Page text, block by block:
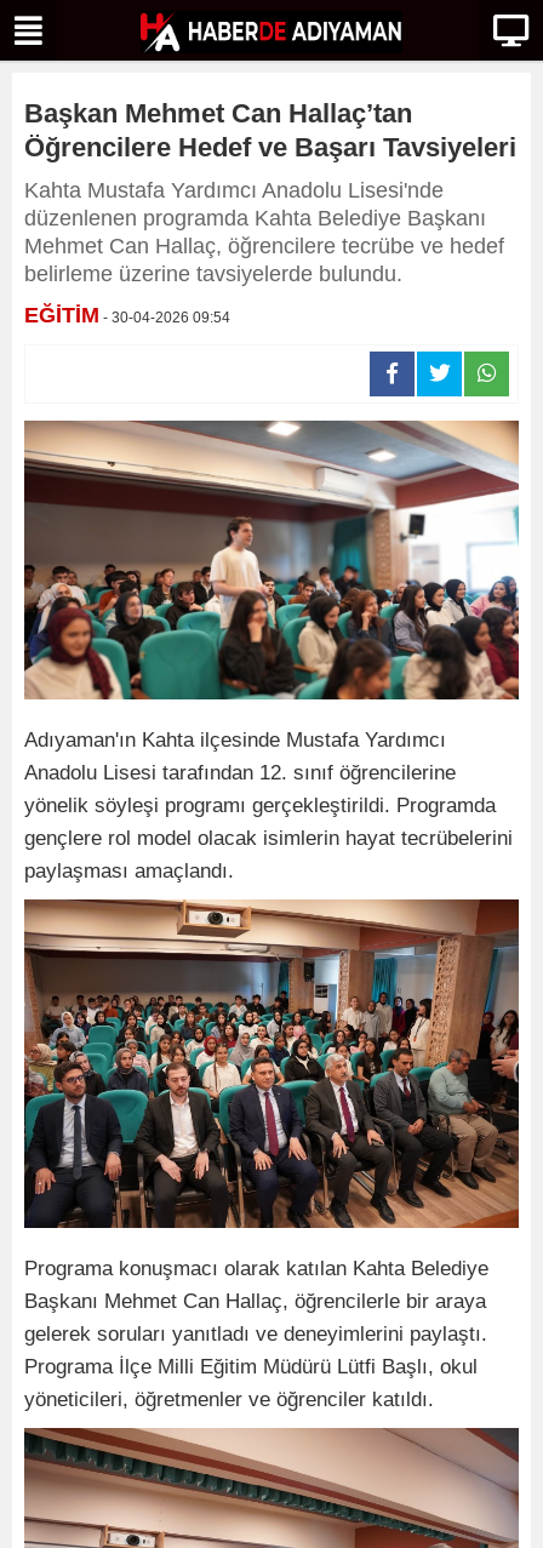
Başkan Mehmet Can Hallaç’tan
Öğrencilere Hedef ve Başarı Tavsiyeleri
Kahta Mustafa Yardımcı Anadolu Lisesi'nde
düzenlenen programda Kahta Belediye Başkanı
Mehmet Can Hallaç, öğrencilere tecrübe ve hedef
belirleme üzerine tavsiyelerde bulundu.
EĞİTİM - 30-04-2026 09:54
Adıyaman'ın Kahta ilçesinde Mustafa Yardımcı
Anadolu Lisesi tarafından 12. sınıf öğrencilerine
yönelik söyleşi programı gerçekleştirildi. Programda
gençlere rol model olacak isimlerin hayat tecrübelerini
paylaşması amaçlandı.
Programa konuşmacı olarak katılan Kahta Belediye
Başkanı Mehmet Can Hallaç, öğrencilerle bir araya
gelerek soruları yanıtladı ve deneyimlerini paylaştı.
Programa İlçe Milli Eğitim Müdürü Lütfi Başlı, okul
yöneticileri, öğretmenler ve öğrenciler katıldı.